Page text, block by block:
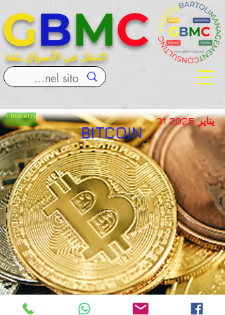
التنقل في الأسواق بثقة
GBMC
< Indietro
BITCOIN
31 يناير 2025